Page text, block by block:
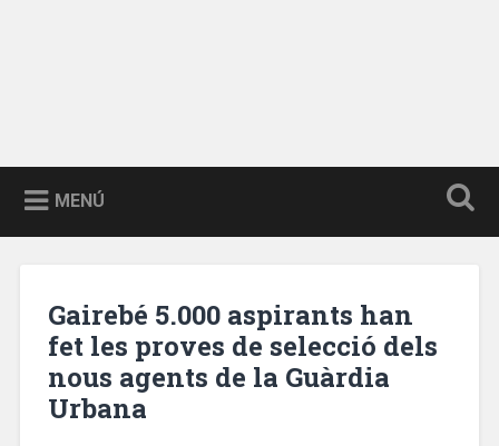
MENÚ
Gairebé 5.000 aspirants han
fet les proves de selecció dels
nous agents de la Guàrdia
Urbana